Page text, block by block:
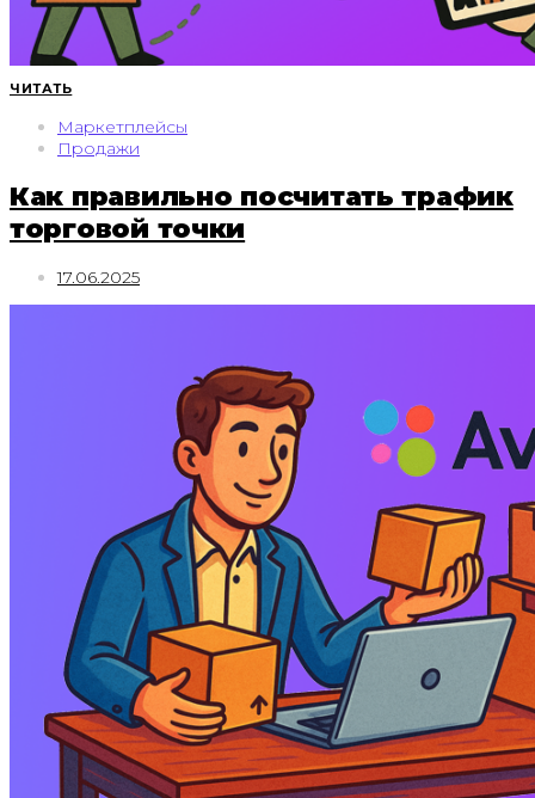
ЧИТАТЬ
Маркетплейсы
Продажи
Как правильно посчитать трафик
торговой точки
17.06.2025